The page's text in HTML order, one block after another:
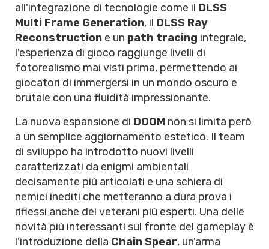
all'integrazione di tecnologie come il DLSS
Multi Frame Generation, il DLSS Ray
Reconstruction e un path tracing integrale,
l'esperienza di gioco raggiunge livelli di
fotorealismo mai visti prima, permettendo ai
giocatori di immergersi in un mondo oscuro e
brutale con una fluidità impressionante.
La nuova espansione di DOOM non si limita però
a un semplice aggiornamento estetico. Il team
di sviluppo ha introdotto nuovi livelli
caratterizzati da enigmi ambientali
decisamente più articolati e una schiera di
nemici inediti che metteranno a dura prova i
riflessi anche dei veterani più esperti. Una delle
novità più interessanti sul fronte del gameplay è
l'introduzione della Chain Spear, un'arma